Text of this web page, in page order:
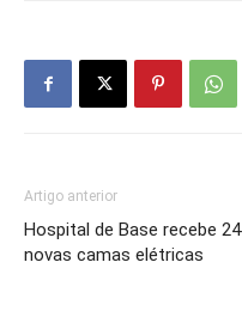
Artigo anterior
Hospital de Base recebe 24
novas camas elétricas